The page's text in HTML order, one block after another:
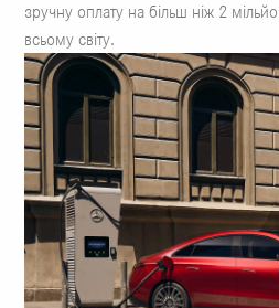
зручну оплату на більш ніж 2
всьому світу.